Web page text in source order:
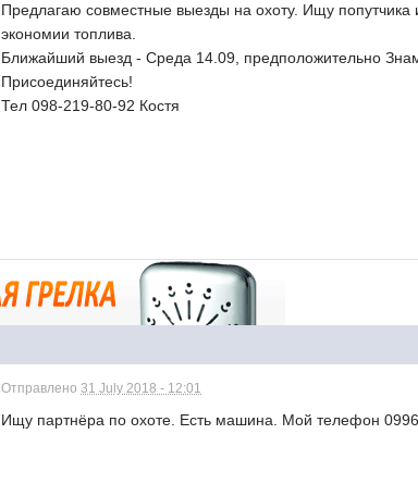
Предлагаю совместные выезды на охоту. Ищу попутчика
экономии топлива.
Ближайший выезд - Среда 14.09, предположительно
Присоединяйтесь!
Тел 098-219-80-92 Костя
Отправлено 31 July 2018 - 12:01
Ищу партнёра по охоте. Есть машина. Мой телефон